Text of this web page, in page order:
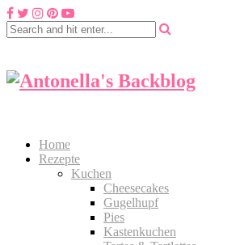
Home
Rezepte
Kuchen
Cheesecakes
Gugelhupf
Pies
Kastenkuchen